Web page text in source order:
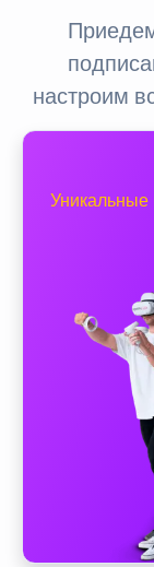
настроим
Уникальные